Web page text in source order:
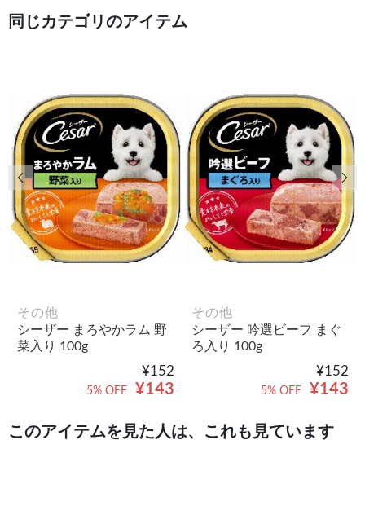
同じカテゴリのアイテム
その他
シーザー まろやかラム 野
菜入り 100g
¥152
¥143
5% OFF
その他
シーザー 吟選ビーフ まぐ
ろ入り 100g
¥152
¥143
5% OFF
前の画像 次
このアイテムを見た人は、これも見ています